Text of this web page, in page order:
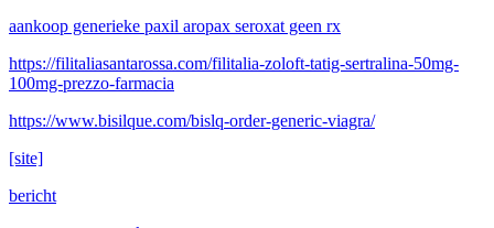
aankoop generieke paxil aropax seroxat geen rx
https://filitaliasantarossa.com/filitalia-zoloft-tatig-sertralina-50mg-
100mg-prezzo-farmacia
https://www.bisilque.com/bislq-order-generic-viagra/
[site]
bericht